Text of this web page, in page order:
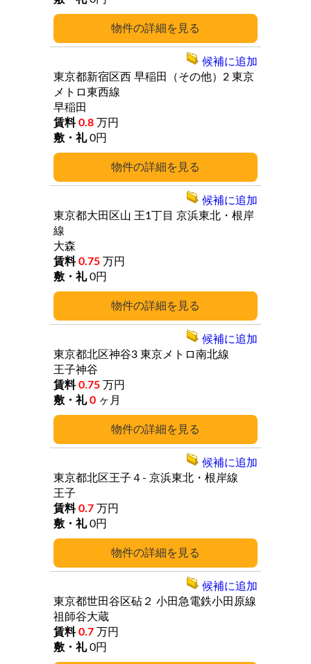
詳細
詳細
東京都新宿区西 早稲田（その他）2 東京
メトロ東西線
早稲田
0.8 万円
0円
候補に追加
詳細
東京都大田区山 王1丁目 京浜東北・根岸
線
大森
0.75 万円
0円
候補に追加
詳細
東京都北区神谷3 東京メトロ南北線
王子神谷
0.75 万円
0 ヶ月
候補に追加
詳細
東京都北区王子４- 京浜東北・根岸線
王子
0.7 万円
0円
候補に追加
東京都世田谷区砧２ 小田急電鉄小田原線
祖師谷大蔵
0.7 万円
0円
候補に追加